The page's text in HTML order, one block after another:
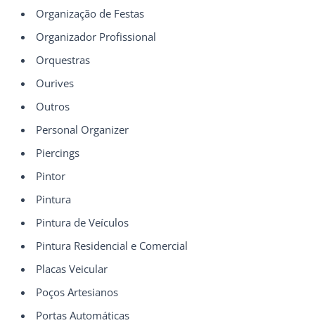
Organização de Festas
Organizador Profissional
Orquestras
Ourives
Outros
Personal Organizer
Piercings
Pintor
Pintura
Pintura de Veículos
Pintura Residencial e Comercial
Placas Veicular
Poços Artesianos
Portas Automáticas